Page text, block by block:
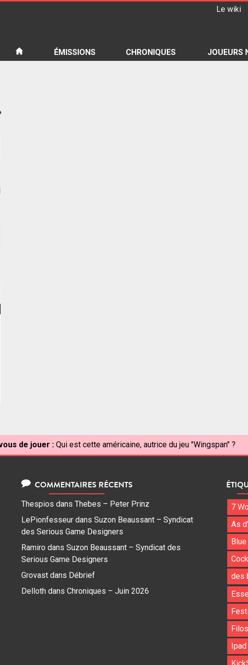
Le wiki
ÉMISSIONS CHRONIQUES JOUEURS
de jouer : Qui est cette américaine, autrice du jeu "Wingspan" ?
COMMENTAIRES RÉCENTS
Thespios dans Thebes – Peter Prinz
LePionfesseur dans Suzon Beaussant – Syndicat
des Serious Game Designers
Ramiro dans Suzon Beaussant – Syndicat des
Serious Game Designers
Grovast dans Débrief
Delloth dans Chroniques – Juin 2026
7
As
des
Ipad